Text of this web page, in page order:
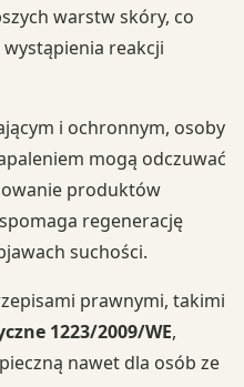
warstw skóry, co
reakcji
i ochronnym, osoby
mogą odczuwać
produktów
regenerację
suchości.
prawnymi, takimi
1223/2009/WE,
nawet dla osób ze